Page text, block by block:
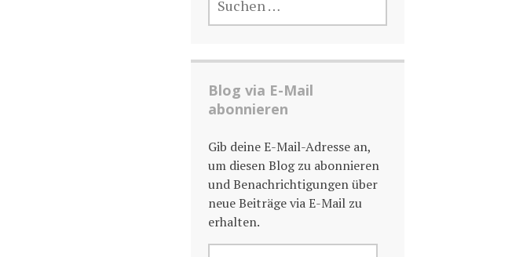
NACH:
Blog via E-Mail
abonnieren
Gib deine E-Mail-Adresse an,
um diesen Blog zu abonnieren
und Benachrichtigungen über
neue Beiträge via E-Mail zu
erhalten.